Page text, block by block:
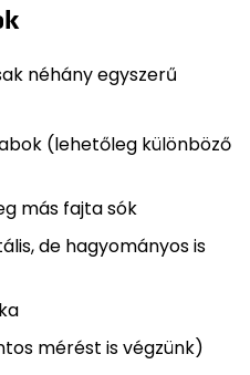
néhány egyszerű
(lehetőleg különböző
más fajta sók
de hagyományos is
mérést is végzünk)